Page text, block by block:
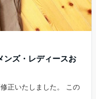
ンズ・レディースお
正いたしました。 この